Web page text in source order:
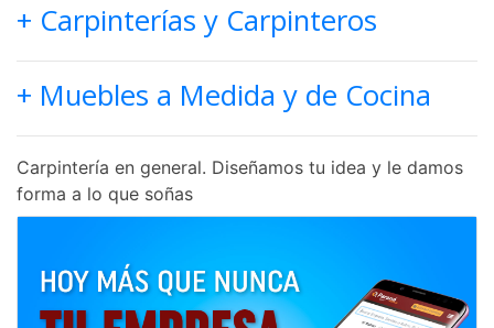
+ Carpinterías y Carpinteros
+ Muebles a Medida y de Cocina
Carpintería en general. Diseñamos tu idea y le damos
forma a lo que soñas